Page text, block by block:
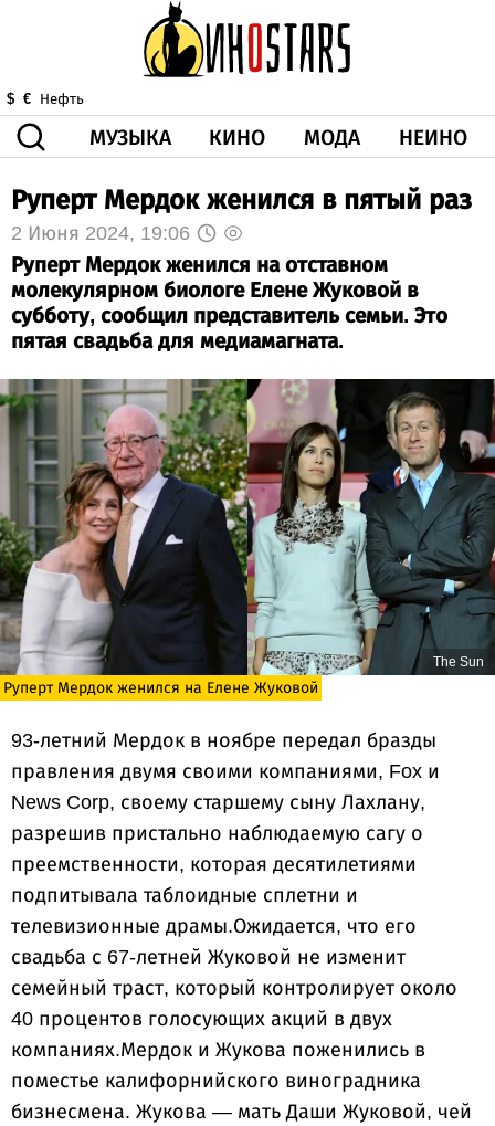
$ € Нефть
МУЗЫКА КИНО МОДА НЕИНО
ЗДОРОВЬЕ КОРОНА ИСКУССТВО
ДРУГОЕ
ВИДЕО
ГОРОСКОП
Руперт Мердок женился в пятый раз
2 Июня 2024, 19:06
Руперт Мердок женился на отставном
молекулярном биологе Елене Жуковой в
субботу, сообщил представитель семьи. Это
пятая свадьба для медиамагната.
The Sun
Руперт Мердок женился на Елене Жуковой
93-летний Мердок в ноябре передал бразды
правления двумя своими компаниями, Fox и
News Corp, своему старшему сыну Лахлану,
разрешив пристально наблюдаемую сагу о
преемственности, которая десятилетиями
подпитывала таблоидные сплетни и
телевизионные драмы.Ожидается, что его
свадьба с 67-летней Жуковой не изменит
семейный траст, который контролирует около
40 процентов голосующих акций в двух
компаниях.Мердок и Жукова поженились в
поместье калифорнийского виноградника
бизнесмена. Жукова — мать Даши Жуковой, чей